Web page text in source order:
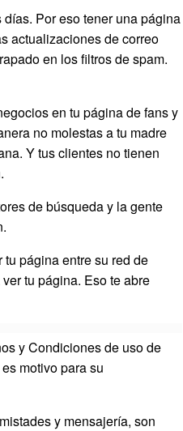
Por eso tener una página
actualizaciones de correo
en los filtros de spam.
en tu página de fans y
no molestas a tu madre
Y tus clientes no tienen
de búsqueda y la gente
página entre su red de
tu página. Eso te abre
y Condiciones de uso de
motivo para su
y mensajería, son